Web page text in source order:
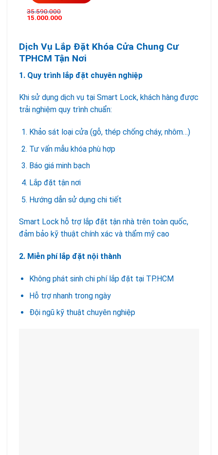
35.590.000
15.000.000
Dịch Vụ Lắp Đặt Khóa Cửa Chung Cư
TPHCM Tận Nơi
1. Quy trình lắp đặt chuyên nghiệp
Khi sử dụng dịch vụ tại Smart Lock, khách hàng được
trải nghiệm quy trình chuẩn:
Khảo sát loại cửa (gỗ, thép chống cháy, nhôm…)
Tư vấn mẫu khóa phù hợp
Báo giá minh bạch
Lắp đặt tận nơi
Hướng dẫn sử dụng chi tiết
Smart Lock hỗ trợ lắp đặt tận nhà trên toàn quốc,
đảm bảo kỹ thuật chính xác và thẩm mỹ cao
2. Miễn phí lắp đặt nội thành
Không phát sinh chi phí lắp đặt tại TP.HCM
Hỗ trợ nhanh trong ngày
Đội ngũ kỹ thuật chuyên nghiệp